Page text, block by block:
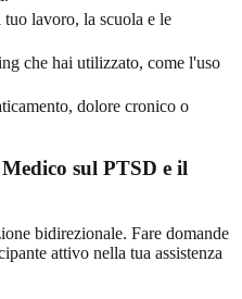
lavoro, la scuola e le
che hai utilizzato, come l'uso
dolore cronico o
sul PTSD e il
bidirezionale. Fare domande
attivo nella tua assistenza